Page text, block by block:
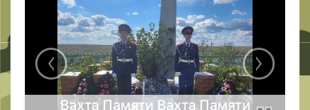
Вахта Памяти Вахта Памяти